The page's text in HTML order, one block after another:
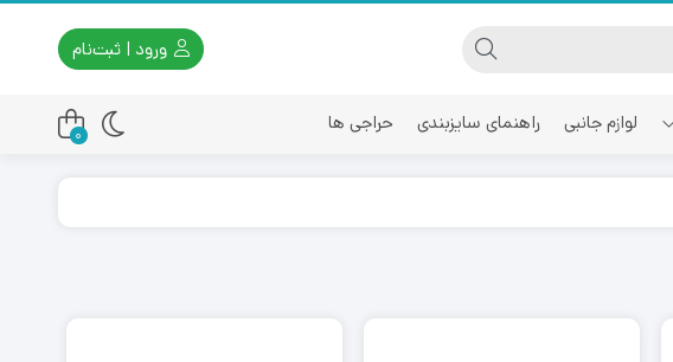
ورود | ثبت‌نام
لوازم جانبی راهنمای سایزبندی حراجی ها
0